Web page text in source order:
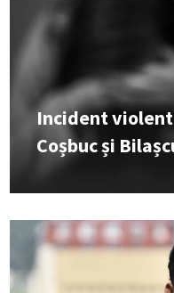
Incident
Coșbuc și